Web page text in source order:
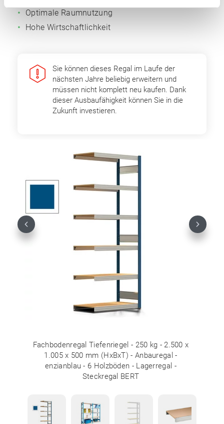
Optimale Raumnutzung
Hohe Wirtschaftlichkeit
Sie können dieses Regal im Laufe der
nächsten Jahre beliebig erweitern und
müssen nicht komplett neu kaufen. Dank
dieser Ausbaufähigkeit können Sie in die
Zukunft investieren.
Fachbodenregal Tiefenriegel - 250 kg - 2.500 x
1.005 x 500 mm (HxBxT) - Anbauregal -
enzianblau - 6 Holzböden - Lagerregal -
Steckregal BERT
Previous Next